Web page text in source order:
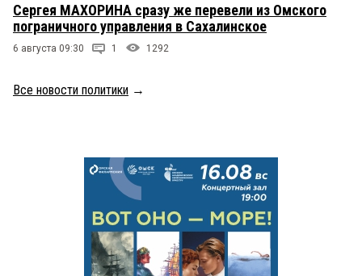
Сергея МАХОРИНА сразу же перевели из Омского
пограничного управления в Сахалинское
6 августа 09:30 1 1292
Все новости политики →